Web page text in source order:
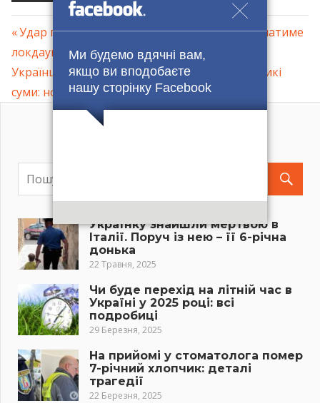
Ми будемо вдячні вам,
якщо ви вподобаєте
нашу сторінку Facebook
Навігація
записів
Previous
Post:
Удар по економіці: які наслідки для країни матиме
локдаун
Next
Post:
Українцям на кредитну карту приходять великі
суми: нова небезпечна афера
Українку знайшли мертвою в
Італії. Поруч із нею – її 6-річна
донька
22 Травня, 2025
Чи буде перехід на літній час в
Україні у 2025 році: всі
подробиці
29 Березня, 2025
На прийомі у стоматолога помер
7-річний хлопчик: деталі
трагедії
22 Березня, 2025